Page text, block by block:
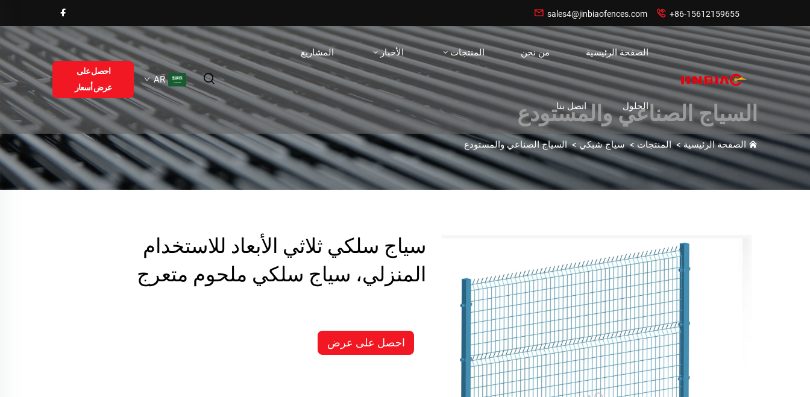
 +86-15612159655
 sales4@jinbiaofences.com
الصفحة الرئيسية من نحن المنتجات الأخبار المشاريع
الحلول اتصل بنا
AR
احصل على
عرض أسعار
السياج الصناعي والمستودع
الصفحة الرئيسية>المنتجات >سياج شبكي >السياج الصناعي والمستودع
سياج سلكي ثلاثي الأبعاد للاستخدام
المنزلي، سياج سلكي ملحوم متعرج
احصل على عرض